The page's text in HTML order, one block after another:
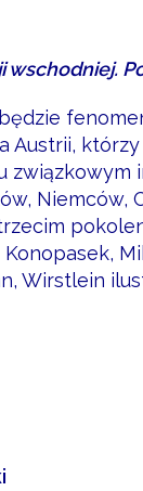
wschodniej.
Austrii,
Wirstlein